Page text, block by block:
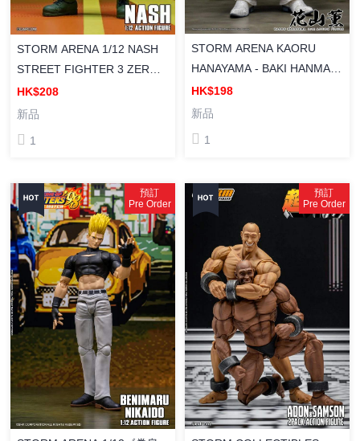
STORM ARENA 1/12 NASH
STREET FIGHTER 3 ZERO
STORM ARENA 街頭霸王 3
納修 塗裝成品
HK$208
新品
1
STORM ARENA KAORU
HANAYAMA - BAKI HANMA
STROM ARENA 1/12《刃
牙》 花山薰 塗裝成品
HK$198
新品
1
預訂
Pre Order
預訂
Pre Order